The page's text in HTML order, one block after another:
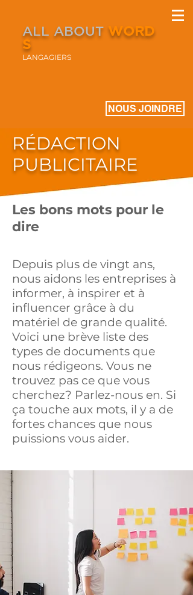
ALL ABOUT WORD
S
LANGAGIERS
NOUS JOINDRE
RÉDACTION
PUBLICITAIRE
Les bons mots pour le
dire
Depuis plus de vingt ans,
nous aidons les entreprises à
informer, à inspirer et à
influencer grâce à du
matériel de grande qualité.
Voici une brève liste des
types de documents que
nous rédigeons. Vous ne
trouvez pas ce que vous
cherchez? Parlez-nous en. Si
ça touche aux mots, il y a de
fortes chances que nous
puissions vous aider.